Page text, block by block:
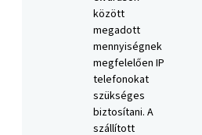
között
megadott
mennyiségnek
megfelelően IP
telefonokat
szükséges
biztosítani. A
szállított